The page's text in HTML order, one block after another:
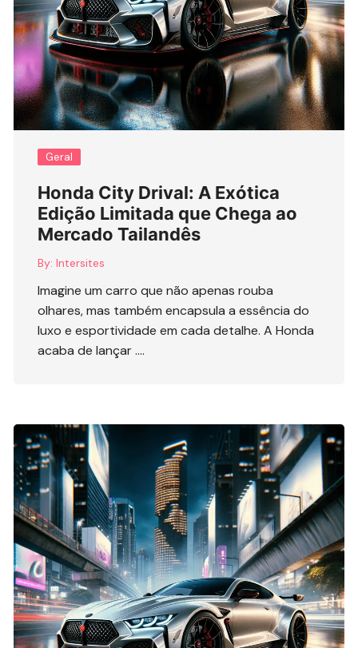
Geral
Honda City Drival: A Exótica
Edição Limitada que Chega ao
Mercado Tailandês
By: Intersites
Imagine um carro que não apenas rouba
olhares, mas também encapsula a essência do
luxo e esportividade em cada detalhe. A Honda
acaba de lançar ….